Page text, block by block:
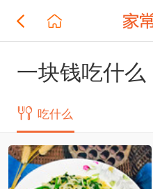
一块钱吃什么
吃什么